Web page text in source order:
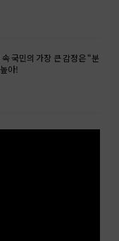
국민의 가장 큰 감정은 “분
아!